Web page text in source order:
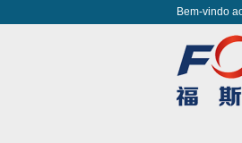
Bem-vindo